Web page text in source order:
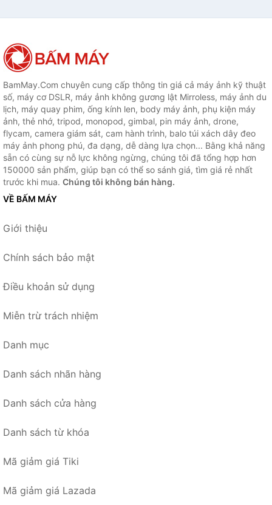
BamMay.Com chuyên cung cấp thông tin giá cả máy ảnh kỹ thuật
số, máy cơ DSLR, máy ảnh không gương lật Mirroless, máy ảnh du
lịch, máy quay phim, ống kính len, body máy ảnh, phụ kiện máy
ảnh, thẻ nhớ, tripod, monopod, gimbal, pin máy ảnh, drone,
flycam, camera giám sát, cam hành trình, balo túi xách dây đeo
máy ảnh phong phú, đa dạng, dễ dàng lựa chọn... Bằng khả năng
sẵn có cùng sự nỗ lực không ngừng, chúng tôi đã tổng hợp hơn
150000 sản phẩm, giúp bạn có thể so sánh giá, tìm giá rẻ nhất
trước khi mua. Chúng tôi không bán hàng.
VỀ BẤM MÁY
Giới thiệu
Chính sách bảo mật
Điều khoản sử dụng
Miễn trừ trách nhiệm
Danh mục
Danh sách nhãn hàng
Danh sách cửa hàng
Danh sách từ khóa
Mã giảm giá Tiki
Mã giảm giá Lazada